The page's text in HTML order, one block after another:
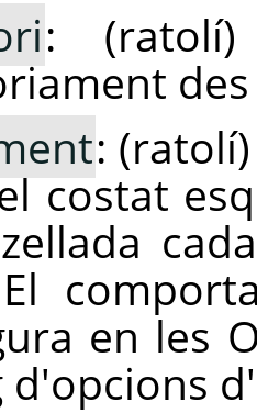
:
:
costat
en les
d'opcions